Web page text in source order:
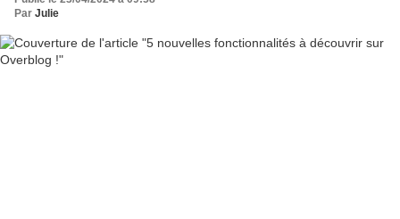
Par Julie